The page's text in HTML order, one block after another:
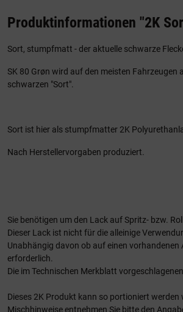
Produktinformationen "2K
Sort, stumpfmatt - der aktuelle schwarze
SK 80 Grøn wird auf den meisten
schwarzen "Sort".
Sort ist hier als stumpfmatter 2K
Nach Herstellervorgaben produziert.
Sie benötigen um den Lack auf Spritz- bzw.
Dieser Lack ist nicht für die alleinige
Unabhängig davon ob auf einen
erforderlich.
Die im Technischen Merkblatt
Dieses 2K Produkt kann so portioniert werden
Mischhinweise entnehmen Sie bitte den